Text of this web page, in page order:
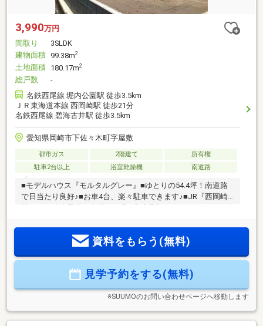
3,990万円
間取り
3SLDK
建物面積 99.38m2
土地面積 180.17m2
総戸数
-
名鉄西尾線 堀内公園駅 徒歩3.5km
ＪＲ東海道本線 西岡崎駅 徒歩21分
名鉄西尾線 碧海古井駅 徒歩3.5km
愛知県岡崎市下佐々木町字屋敷
都市ガス 2階建て
所有権
駐車2台以上
浴室乾燥機 南道路
■モデルハウス『モルタルグレー』■ゆとりの54.4坪！南道路
で日当たり良好♪■お車4台、楽々駐車できます♪■JR『西岡崎
資料をもらう(無料)
見学予約をする(無料)
※SUUMOのお問い合わせページへ移動します